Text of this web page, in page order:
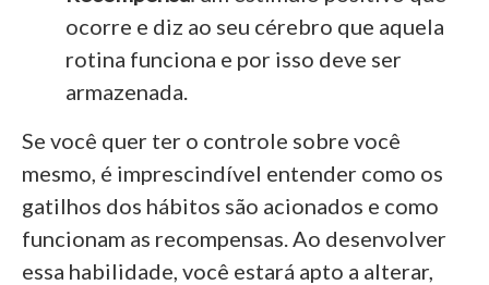
ocorre e diz ao seu cérebro que aquela
rotina funciona e por isso deve ser
armazenada.
Se você quer ter o controle sobre você
mesmo, é imprescindível entender como os
gatilhos dos hábitos são acionados e como
funcionam as recompensas. Ao desenvolver
essa habilidade, você estará apto a alterar,